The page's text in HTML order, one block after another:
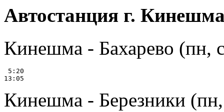
Автостанция г.
Кинешма - Бахарево (пн,
5:20
Кинешма - Березники (пн,